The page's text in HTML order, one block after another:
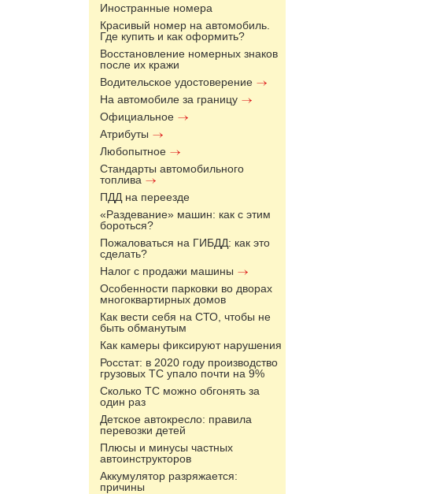
Иностранные номера
Красивый номер на автомобиль.
Где купить и как оформить?
Восстановление номерных знаков
после их кражи
Водительское удостоверение
На автомобиле за границу
Официальное
Атрибуты
Любопытное
Стандарты автомобильного
топлива
ПДД на переезде
«Раздевание» машин: как с этим
бороться?
Пожаловаться на ГИБДД: как это
сделать?
Налог с продажи машины
Особенности парковки во дворах
многоквартирных домов
Как вести себя на СТО, чтобы не
быть обманутым
Как камеры фиксируют нарушения
Росстат: в 2020 году производство
грузовых ТС упало почти на 9%
Сколько ТС можно обгонять за
один раз
Детское автокресло: правила
перевозки детей
Плюсы и минусы частных
автоинструкторов
Аккумулятор разряжается:
причины